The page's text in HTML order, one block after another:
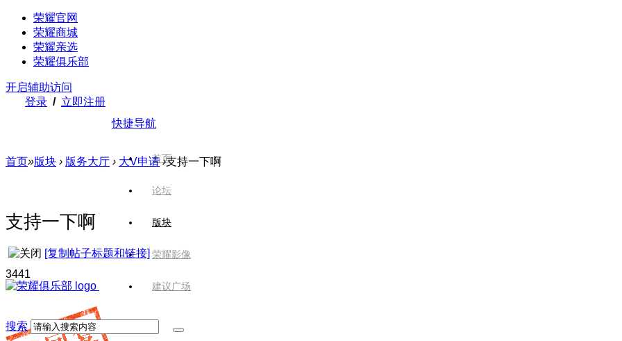
荣耀官网
荣耀商城
荣耀亲选
荣耀俱乐部
开启辅助访问
登录 / 立即注册
快捷导航
首页
论坛
版块
荣耀影像
建议广场
搜索
首页»版块 › 版务大厅 › 大V申请 ›支持一下啊
支持一下啊
[复制帖子标题和链接]
3441